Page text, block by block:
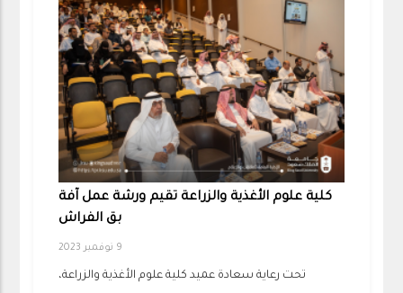
كلية علوم الأغذية والزراعة تقيم ورشة عمل آفة
بق الفراش
9 نوفمبر 2023
تحت رعاية سعادة عميد كلية علوم الأغذية والزراعة،